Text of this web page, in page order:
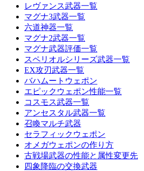
レヴァンス武器一覧
マグナ3武器一覧
六道神器一覧
マグナ2武器一覧
マグナ武器評価一覧
スペリオルシリーズ武器一覧
EX攻刃武器一覧
バハムートウェポン
エピックウェポン性能一覧
コスモス武器一覧
アンセスタル武器一覧
召喚マルチ武器
セラフィックウェポン
オメガウェポンの作り方
古戦場武器の性能と属性変更先
四象降臨の交換武器